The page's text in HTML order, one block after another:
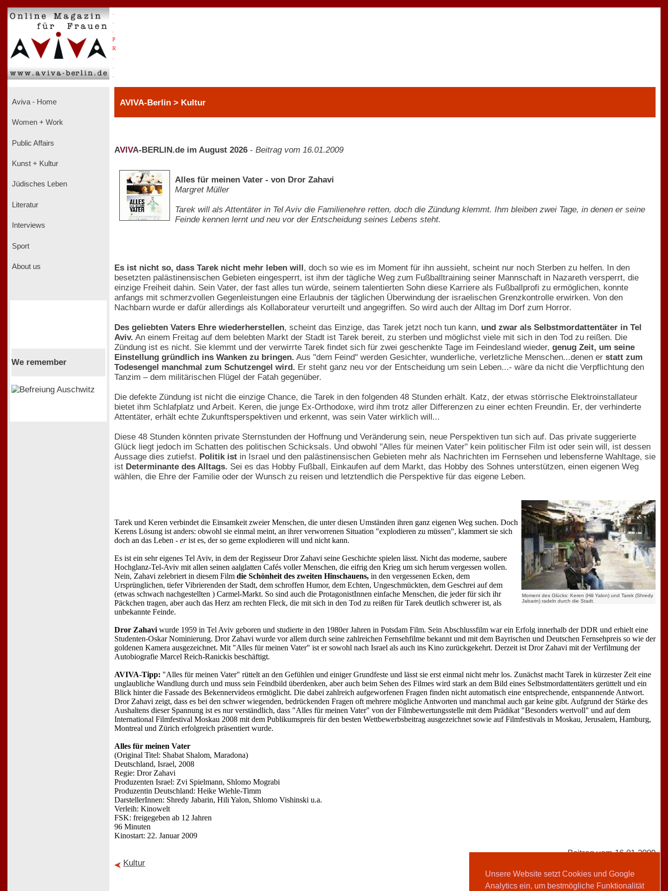
Unsere Website setzt Cookies und Google
Analytics ein, um bestmögliche Funktionalität
P
R
Aviva - Home
Women + Work
Public Affairs
Kunst + Kultur
Jüdisches Leben
Literatur
Interviews
Sport
About us
We remember
AVIVA-Berlin > Kultur
AV VA-BERLIN.de im August 2026 - Beitrag vom 16.01.2009
Alles für meinen Vater - von Dror Zahavi
Margret Müller
Tarek will als Attentäter in Tel Aviv die Familienehre retten, doch die Zündung klemmt. Ihm bleiben zwei Tage, in denen er seine
Feinde kennen lernt und neu vor der Entscheidung seines Lebens steht.
Es ist nicht so, dass Tarek nicht mehr leben will, doch so wie es im Moment für ihn aussieht, scheint nur noch Sterben zu helfen. In den
besetzten palästinensischen Gebieten eingesperrt, ist ihm der tägliche Weg zum Fußballtraining seiner Mannschaft in Nazareth versperrt, die
einzige Freiheit dahin. Sein Vater, der fast alles tun würde, seinem talentierten Sohn diese Karriere als Fußballprofi zu ermöglichen, konnte
anfangs mit schmerzvollen Gegenleistungen eine Erlaubnis der täglichen Überwindung der israelischen Grenzkontrolle erwirken. Von den
Nachbarn wurde er dafür allerdings als Kollaborateur verurteilt und angegriffen. So wird auch der Alltag im Dorf zum Horror.
Des geliebten Vaters Ehre wiederherstellen, scheint das Einzige, das Tarek jetzt noch tun kann, und zwar als Selbstmordattentäter in Tel
Aviv. An einem Freitag auf dem belebten Markt der Stadt ist Tarek bereit, zu sterben und möglichst viele mit sich in den Tod zu reißen. Die
Zündung ist es nicht. Sie klemmt und der verwirrte Tarek findet sich für zwei geschenkte Tage im Feindesland wieder, genug Zeit, um seine
Einstellung gründlich ins Wanken zu bringen. Aus "dem Feind" werden Gesichter, wunderliche, verletzliche Menschen...denen er statt zum
Todesengel manchmal zum Schutzengel wird. Er steht ganz neu vor der Entscheidung um sein Leben...- wäre da nicht die Verpflichtung den
Tanzim – dem militärischen Flügel der Fatah gegenüber.
Die defekte Zündung ist nicht die einzige Chance, die Tarek in den folgenden 48 Stunden erhält. Katz, der etwas störrische Elektroinstallateur
bietet ihm Schlafplatz und Arbeit. Keren, die junge Ex-Orthodoxe, wird ihm trotz aller Differenzen zu einer echten Freundin. Er, der verhinderte
Attentäter, erhält echte Zukunftsperspektiven und erkennt, was sein Vater wirklich will...
Diese 48 Stunden könnten private Sternstunden der Hoffnung und Veränderung sein, neue Perspektiven tun sich auf. Das private suggerierte
Glück liegt jedoch im Schatten des politischen Schicksals. Und obwohl "Alles für meinen Vater" kein politischer Film ist oder sein will, ist dessen
Aussage dies zutiefst. Politik ist in Israel und den palästinensischen Gebieten mehr als Nachrichten im Fernsehen und lebensferne Wahltage, sie
ist Determinante des Alltags. Sei es das Hobby Fußball, Einkaufen auf dem Markt, das Hobby des Sohnes unterstützen, einen eigenen Weg
wählen, die Ehre der Familie oder der Wunsch zu reisen und letztendlich die Perspektive für das eigene Leben.
Moment des Glücks: Keren (Hili Yalon) und Tarek (Shredy
Jabarin) radeln durch die Stadt.
Tarek und Keren verbindet die Einsamkeit zweier Menschen, die unter diesen Umständen ihren ganz eigenen Weg suchen. Doch
Kerens Lösung ist anders: obwohl sie einmal meint, an ihrer verworrenen Situation "explodieren zu müssen", klammert sie sich
doch an das Leben - erist es, der so gerne explodieren will und nicht kann.
Es ist ein sehr eigenes Tel Aviv, in dem der Regisseur Dror Zahavi seine Geschichte spielen lässt. Nicht das moderne, saubere
Hochglanz-Tel-Aviv mit allen seinen aalglatten Cafés voller Menschen, die eifrig den Krieg um sich herum vergessen wollen.
Nein, Zahavi zelebriert in diesem Film die Schönheit des zweiten Hinschauens, in den vergessenen Ecken, dem
Ursprünglichen, tiefer Vibrierenden der Stadt, dem schroffen Humor, dem Echten, Ungeschmückten, dem Geschrei auf dem
(etwas schwach nachgestellten ) Carmel-Markt. So sind auch die ProtagonistInnen einfache Menschen, die jeder für sich ihr
Päckchen tragen, aber auch das Herz am rechten Fleck, die mit sich in den Tod zu reißen für Tarek deutlich schwerer ist, als
unbekannte Feinde.
Dror Zahavi wurde 1959 in Tel Aviv geboren und studierte in den 1980er Jahren in Potsdam Film. Sein Abschlussfilm war ein Erfolg innerhalb der DDR und erhielt eine
Studenten-Oskar Nominierung. Dror Zahavi wurde vor allem durch seine zahlreichen Fernsehfilme bekannt und mit dem Bayrischen und Deutschen Fernsehpreis so wie der
goldenen Kamera ausgezeichnet. Mit "Alles für meinen Vater" ist er sowohl nach Israel als auch ins Kino zurückgekehrt. Derzeit ist Dror Zahavi mit der Verfilmung der
Autobiografie Marcel Reich-Ranickis beschäftigt.
AVIVA-Tipp: "Alles für meinen Vater" rüttelt an den Gefühlen und einiger Grundfeste und lässt sie erst einmal nicht mehr los. Zunächst macht Tarek in kürzester Zeit eine
unglaubliche Wandlung durch und muss sein Feindbild überdenken, aber auch beim Sehen des Filmes wird stark an dem Bild eines Selbstmordattentäters gerüttelt und ein
Blick hinter die Fassade des Bekennervideos ermöglicht. Die dabei zahlreich aufgeworfenen Fragen finden nicht automatisch eine entsprechende, entspannende Antwort.
Dror Zahavi zeigt, dass es bei den schwer wiegenden, bedrückenden Fragen oft mehrere mögliche Antworten und manchmal auch gar keine gibt. Aufgrund der Stärke des
Aushaltens dieser Spannung ist es nur verständlich, dass "Alles für meinen Vater" von der Filmbewertungsstelle mit dem Prädikat "Besonders wertvoll" und auf dem
International Filmfestival Moskau 2008 mit dem Publikumspreis für den besten Wettbewerbsbeitrag ausgezeichnet sowie auf Filmfestivals in Moskau, Jerusalem, Hamburg,
Montreal und Zürich erfolgreich präsentiert wurde.
Alles für meinen Vater
(Original Titel: Shabat Shalom, Maradona)
Deutschland, Israel, 2008
Regie: Dror Zahavi
Produzenten Israel: Zvi Spielmann, Shlomo Mograbi
Produzentin Deutschland: Heike Wiehle-Timm
DarstellerInnen: Shredy Jabarin, Hili Yalon, Shlomo Vishinski u.a.
Verleih: Kinowelt
FSK: freigegeben ab 12 Jahren
96 Minuten
Kinostart: 22. Januar 2009
Kultur
Beitrag vom 16.01.2009